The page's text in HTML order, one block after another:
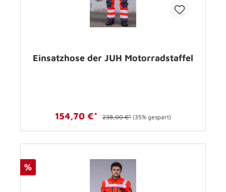
Einsatzhose der JUH Motorradstaffel
154,70 €* 238,00 €* (35% gespart)
%